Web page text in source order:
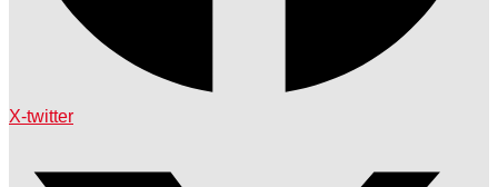
X-twitter